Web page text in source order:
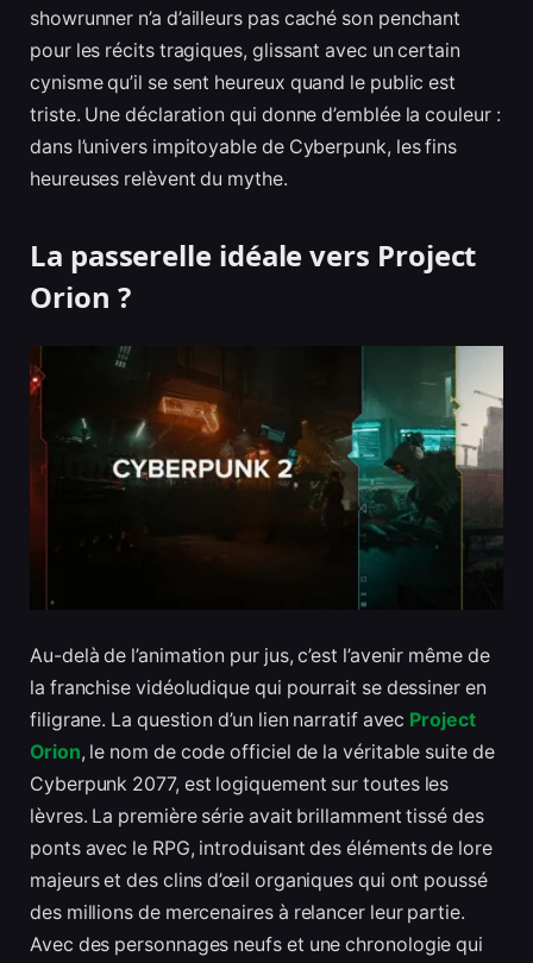
showrunner n’a d’ailleurs pas caché son penchant
pour les récits tragiques, glissant avec un certain
cynisme qu’il se sent heureux quand le public est
triste. Une déclaration qui donne d’emblée la couleur :
dans l’univers impitoyable de Cyberpunk, les fins
heureuses relèvent du mythe.
La passerelle idéale vers Project
Orion ?
Au-delà de l’animation pur jus, c’est l’avenir même de
la franchise vidéoludique qui pourrait se dessiner en
filigrane. La question d’un lien narratif avec Project
Orion, le nom de code officiel de la véritable suite de
Cyberpunk 2077, est logiquement sur toutes les
lèvres. La première série avait brillamment tissé des
ponts avec le RPG, introduisant des éléments de lore
majeurs et des clins d’œil organiques qui ont poussé
des millions de mercenaires à relancer leur partie.
Avec des personnages neufs et une chronologie qui